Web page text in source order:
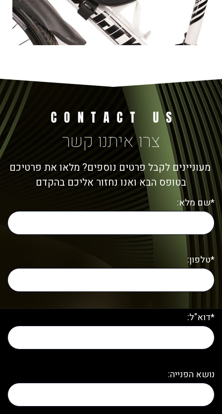
צרו איתנו קשר
מעוניינים לקבל פרטים נוספים? מלאו את פרטיכם
בטופס הבא ואנו נחזור אליכם בהקדם
*שם מלא:
*טלפון:
*דוא"ל:
נושא הפנייה: